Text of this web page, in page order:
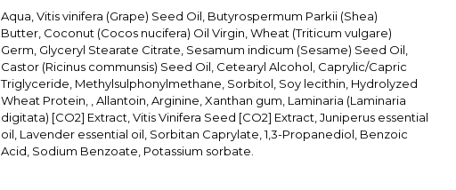
Aqua, Vitis vinifera (Grape) Seed Oil, Butyrospermum Parkii (Shea)
Butter, Coconut (Cocos nucifera) Oil Virgin, Wheat (Triticum vulgare)
Germ, Glyceryl Stearate Citrate, Sesamum indicum (Sesame) Seed Oil,
Castor (Ricinus communsis) Seed Oil, Cetearyl Alcohol, Caprylic/Capric
Triglyceride, Methylsulphonylmethane, Sorbitol, Soy lecithin, Hydrolyzed
Wheat Protein, , Allantoin, Arginine, Xanthan gum, Laminaria (Laminaria
digitata) [CO2] Extract, Vitis Vinifera Seed [CO2] Extract, Juniperus essential
oil, Lavender essential oil, Sorbitan Caprylate, 1,3-Propanediol, Benzoic
Acid, Sodium Benzoate, Potassium sorbate.